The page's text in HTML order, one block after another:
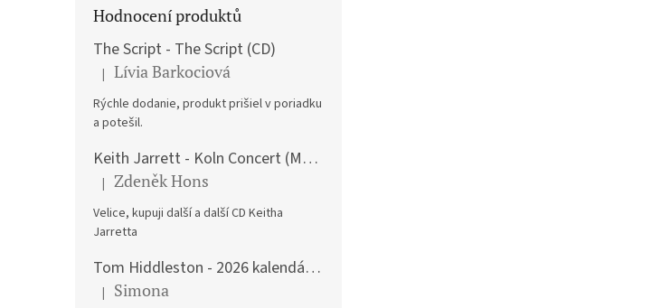
Hodnocení produktů
The Script - The Script (CD)
Hodnocení produktu je 5 z 5 hvězdiček.
| Lívia Barkociová
Rýchle dodanie, produkt prišiel v poriadku
a potešil.
Keith Jarrett - Koln Concert (Music CD)
Hodnocení produktu je 5 z 5 hvězdiček.
| Zdeněk Hons
Velice, kupuji další a další CD Keitha
Jarretta
Tom Hiddleston - 2026 kalendář A3
Hodnocení produktu je 5 z 5 hvězdiček.
| Simona